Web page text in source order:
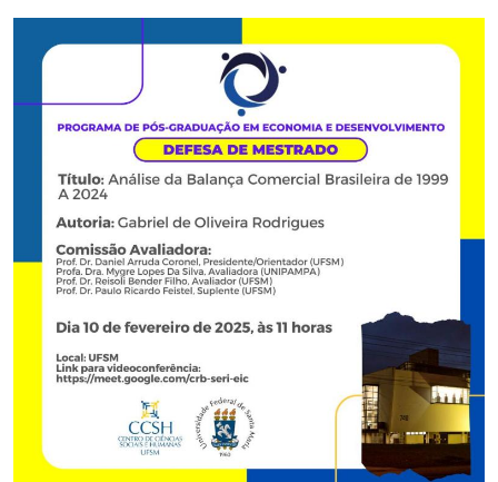
Ministério da Mulher, da Família e dos Direitos Humanos
Secretaria-Geral
Secretaria de Governo
Gabinete de Segurança Institucional
Banco Central do Brasil